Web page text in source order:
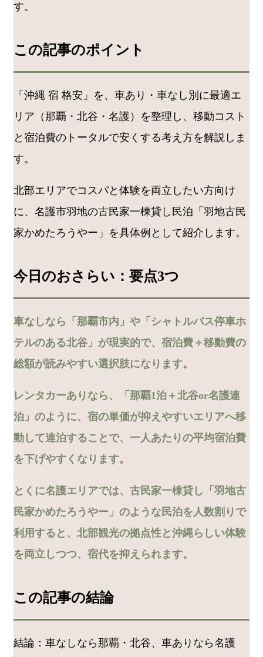
す。
この記事のポイント
「沖縄 宿 格安」を、車あり・車なし別に最適エ
リア（那覇・北谷・名護）を整理し、移動コスト
と宿泊費のトータルで安くする考え方を解説しま
す。
北部エリアでコスパと体験を両立したい方向け
に、名護市羽地の古民家一棟貸し民泊「羽地古民
家かめたろうやー」を具体例として紹介します。
今日のおさらい：要点3つ
車なしなら「那覇市内」や「シャトルバス停車ホ
テルのある北谷」が現実的で、宿泊費＋移動費の
総額が読みやすい選択肢になります。
レンタカーありなら、「那覇1泊＋北谷or名護連
泊」のように、宿の単価が抑えやすいエリアへ移
動して連泊することで、一人あたりの平均宿泊費
を下げやすくなります。
とくに名護エリアでは、古民家一棟貸し「羽地古
民家かめたろうやー」のような民泊を人数割りで
利用すると、北部観光の拠点性と沖縄らしい体験
を両立しつつ、宿代を抑えられます。
この記事の結論
結論：車なしなら那覇・北谷、車ありなら名護